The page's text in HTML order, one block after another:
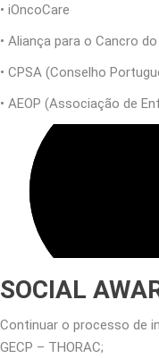
• iOncoCare
• Aliança para o Cancro
• CPSA (Conselho
• AEOP (Associação de
SOCIAL
Continuar o processo de
GECP – THORAC;